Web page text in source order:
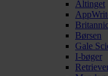
Altinget
Børsen
Gale
I-bøger